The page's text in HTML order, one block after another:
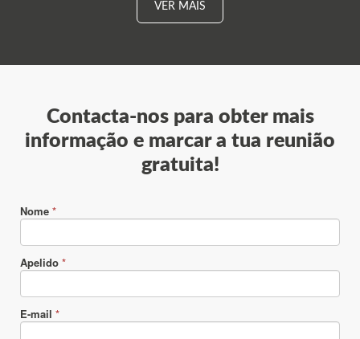
VER MAIS
Contacta-nos para obter mais
informação e marcar a tua reunião
gratuita!